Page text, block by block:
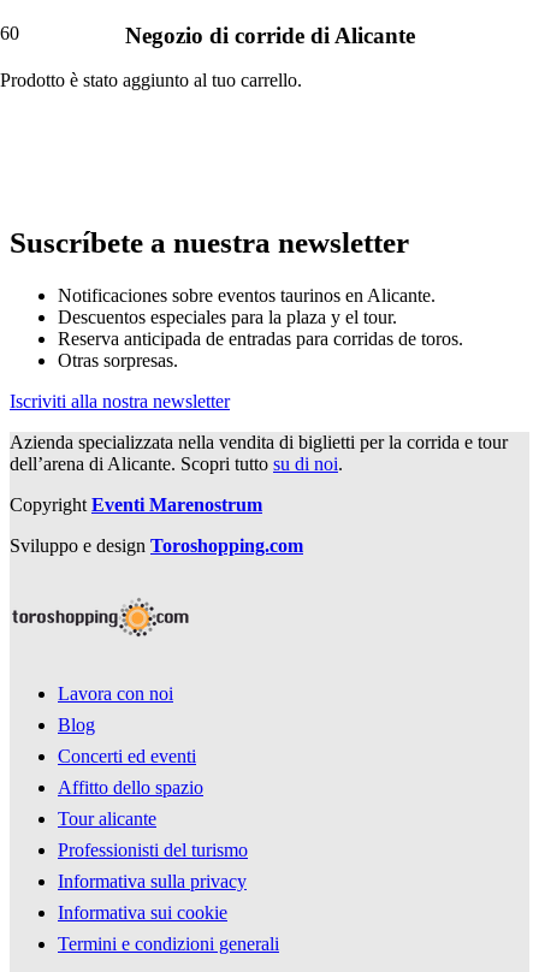
Prodotto è stato aggiunto al tuo carrello.
Negozio di corride di Alicante
Suscríbete a nuestra newsletter
Notificaciones sobre eventos taurinos en Alicante.
Descuentos especiales para la plaza y el tour.
Reserva anticipada de entradas para corridas de toros.
Otras sorpresas.
Iscriviti alla nostra newsletter
Azienda specializzata nella vendita di biglietti per la corrida e tour
dell’arena di Alicante. Scopri tutto su di noi.
Copyright Eventi Marenostrum
Sviluppo e design Toroshopping.com
Lavora con noi
Blog
Concerti ed eventi
Affitto dello spazio
Tour alicante
Professionisti del turismo
Informativa sulla privacy
Informativa sui cookie
Termini e condizioni generali